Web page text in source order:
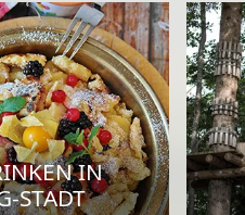
IN
STADT